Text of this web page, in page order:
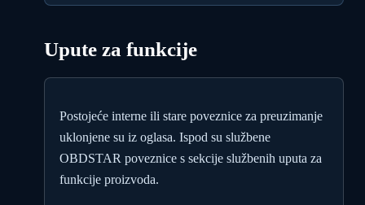
Upute za funkcije
Postojeće interne ili stare poveznice za preuzimanje
uklonjene su iz oglasa. Ispod su službene
OBDSTAR poveznice s sekcije službenih uputa za
funkcije proizvoda.